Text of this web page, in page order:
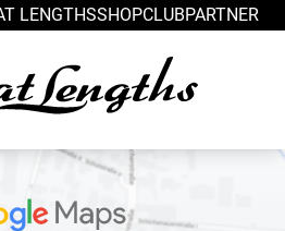
LENGTHSSHOPCLUBPARTNER